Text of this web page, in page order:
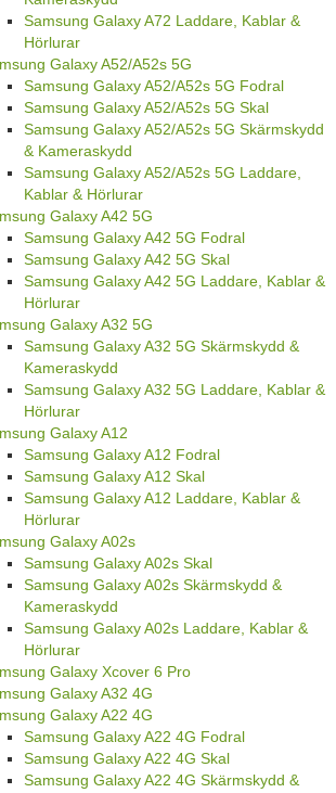
Samsung Galaxy A72 Laddare, Kablar &
Hörlurar
Galaxy A52/A52s 5G
Samsung Galaxy A52/A52s 5G Fodral
Samsung Galaxy A52/A52s 5G Skal
Samsung Galaxy A52/A52s 5G Skärmskydd
& Kameraskydd
Samsung Galaxy A52/A52s 5G Laddare,
Kablar & Hörlurar
Galaxy A42 5G
Samsung Galaxy A42 5G Fodral
Samsung Galaxy A42 5G Skal
Samsung Galaxy A42 5G Laddare, Kablar &
Hörlurar
Galaxy A32 5G
Samsung Galaxy A32 5G Skärmskydd &
Kameraskydd
Samsung Galaxy A32 5G Laddare, Kablar &
Hörlurar
Galaxy A12
Samsung Galaxy A12 Fodral
Samsung Galaxy A12 Skal
Samsung Galaxy A12 Laddare, Kablar &
Hörlurar
Galaxy A02s
Samsung Galaxy A02s Skal
Samsung Galaxy A02s Skärmskydd &
Kameraskydd
Samsung Galaxy A02s Laddare, Kablar &
Hörlurar
Galaxy Xcover 6 Pro
Galaxy A32 4G
Galaxy A22 4G
Samsung Galaxy A22 4G Fodral
Samsung Galaxy A22 4G Skal
Samsung Galaxy A22 4G Skärmskydd &